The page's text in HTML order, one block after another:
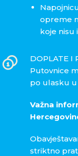
opreme
koje nisu
DOPLATE I
Putovnice
po ulasku u
Važna
striktno